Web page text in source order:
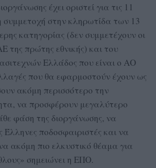
έχει οριστεί για τις 11
συμμετοχή στην κληρωτίδα των 13
κατηγορίας (δεν συμμετέχουν οι
της πρώτης εθνικής) και του
Ελλάδος που είναι ο ΑΟ
που θα εφαρμοστούν έχουν ως
ακόμη περισσότερο την
να προσφέρουν μεγαλύτερο
φάση της διοργάνωσης, να
Έλληνες ποδοσφαιριστές και να
ακόμη πιο ελκυστικό θέαμα για
σημειώνει η ΕΠΟ.